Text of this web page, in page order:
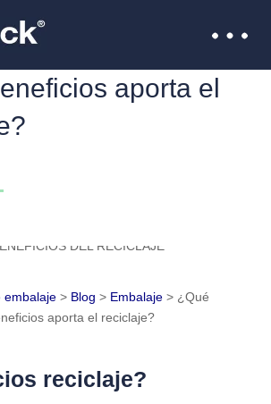
aporta el
embalaje> Blog > Embalaje> ¿Qué
aporta el reciclaje?
reciclaje?